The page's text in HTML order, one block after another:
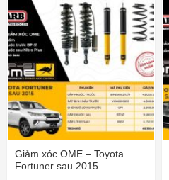
đến
77,749,000 ₫
Giảm xóc OME – Toyota
Fortuner sau 2015